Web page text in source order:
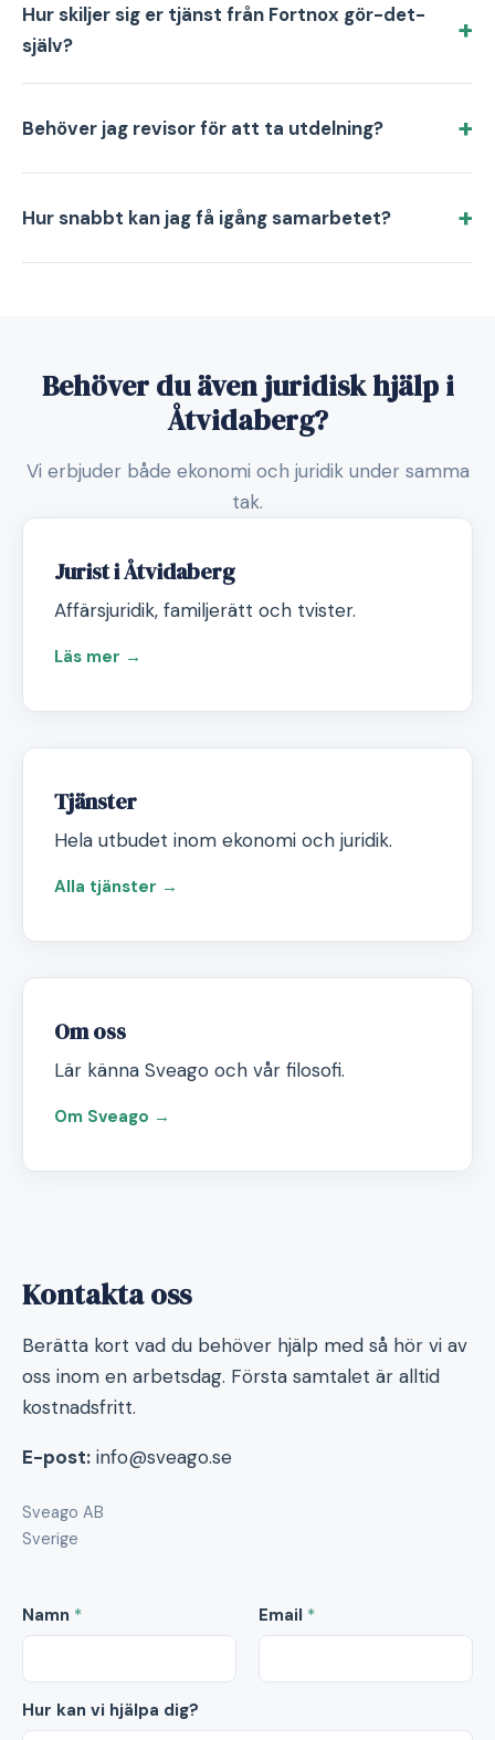
Hur skiljer sig er tjänst från Fortnox gör-det-
själv?
Behöver jag revisor för att ta utdelning?
Hur snabbt kan jag få igång samarbetet?
Behöver du även juridisk hjälp i
Åtvidaberg?
Vi erbjuder både ekonomi och juridik under samma
tak.
Jurist i Åtvidaberg
Affärsjuridik, familjerätt och tvister.
Läs mer →
Tjänster
Hela utbudet inom ekonomi och juridik.
Alla tjänster →
Om oss
Lär känna Sveago och vår filosofi.
Om Sveago →
Kontakta oss
Berätta kort vad du behöver hjälp med så hör vi av
oss inom en arbetsdag. Första samtalet är alltid
kostnadsfritt.
E-post: info@sveago.se
Sveago AB
Sverige
Namn * Email *
Hur kan vi hjälpa dig?